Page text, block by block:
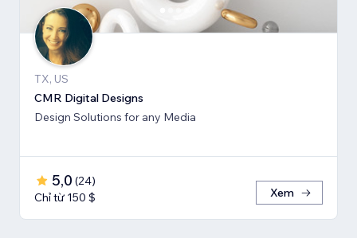
TX, US
CMR Digital Designs
Design Solutions for any Media
5,0 (24)
Chỉ từ 150 $
Xem